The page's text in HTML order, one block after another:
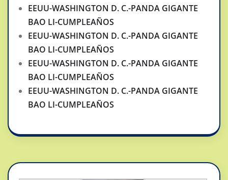
EEUU-WASHINGTON D. C.-PANDA GIGANTE
BAO LI-CUMPLEAÑOS
EEUU-WASHINGTON D. C.-PANDA GIGANTE
BAO LI-CUMPLEAÑOS
EEUU-WASHINGTON D. C.-PANDA GIGANTE
BAO LI-CUMPLEAÑOS
EEUU-WASHINGTON D. C.-PANDA GIGANTE
BAO LI-CUMPLEAÑOS